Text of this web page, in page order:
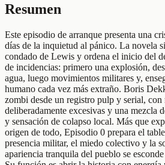
Resumen
Este episodio de arranque presenta una
días de la inquietud al pánico. La novela
condado de Lewis y ordena el inicio del
de incidencias: primero una explosión,
agua, luego movimientos militares y,
humano cada vez más extraño. Boris
zombi desde un registro pulp y serial,
deliberadamente excesivas y una mezcla
y sensación de colapso local. Más que
origen de todo, Episodio 0 prepara el
presencia militar, el miedo colectivo y la
apariencia tranquila del pueblo se